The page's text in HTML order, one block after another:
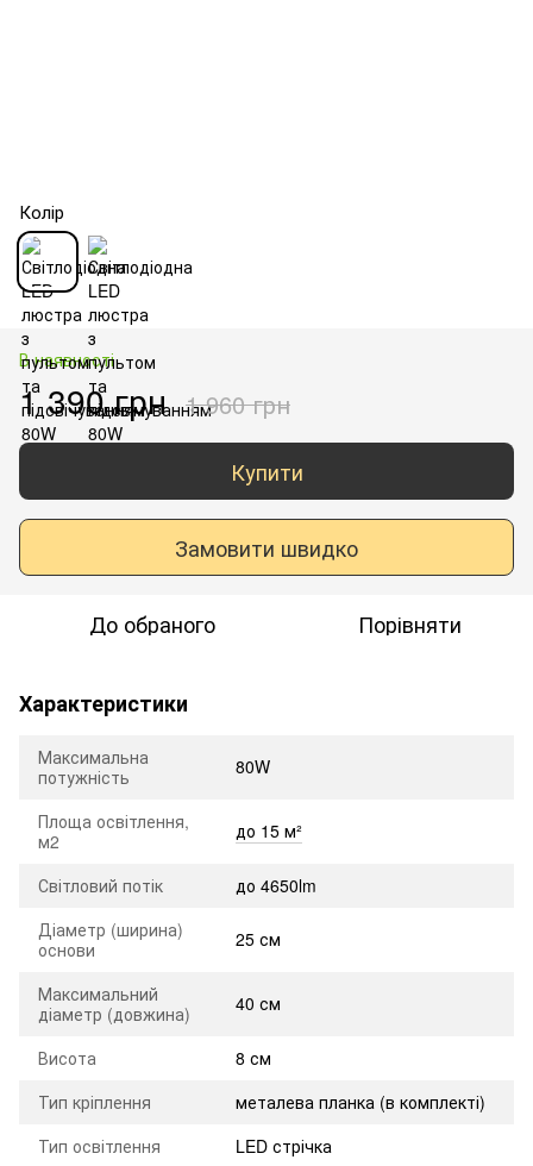
Колір
В наявності
1 390 грн 1 960 грн
Купити
Замовити швидко
До обраного Порівняти
Характеристики
Максимальна
потужність
80W
Площа освітлення,
м2
до 15 м²
Світловий потік
до 4650lm
Діаметр (ширина)
основи
25 см
Максимальний
діаметр (довжина)
40 см
Висота
8 см
Тип кріплення
металева планка (в комплекті)
Тип освітлення
LED стрічка